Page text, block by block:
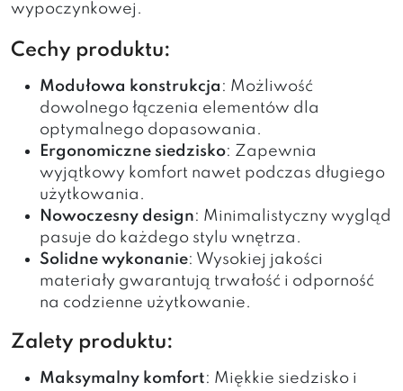
wypoczynkowej.
Cechy produktu:
Modułowa konstrukcja : Możliwość
dowolnego łączenia elementów dla
optymalnego dopasowania.
Ergonomiczne siedzisko: Zapewnia
wyjątkowy komfort nawet podczas długiego
użytkowania.
Nowoczesny design: Minimalistyczny wygląd
pasuje do każdego stylu wnętrza.
Solidne wykonanie: Wysokiej jakości
materiały gwarantują trwałość i odporność
na codzienne użytkowanie.
Zalety produktu:
Maksymalny komfort: Miękkie siedzisko i